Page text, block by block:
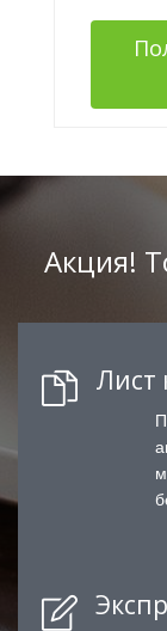
Акция!
Лист